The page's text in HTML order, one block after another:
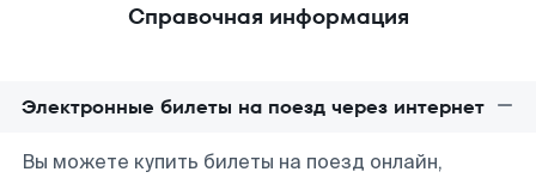
Справочная информация
Электронные билеты на поезд через интернет
Вы можете купить билеты на поезд онлайн,